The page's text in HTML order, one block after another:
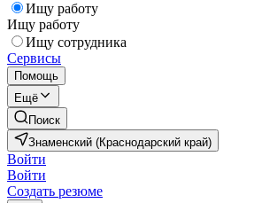
Ищу работу
Ищу работу
Ищу сотрудника
Сервисы
Помощь
Ещё
Поиск
Знаменский (Краснодарский край)
Войти
Войти
Создать резюме